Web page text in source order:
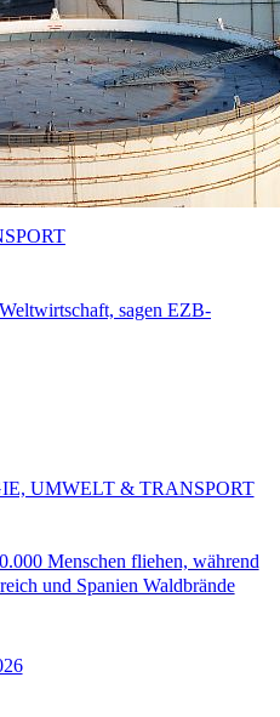
sagen EZB-
Menschen fliehen, während
und Spanien Waldbrände
UMWELT & TRANSPORT